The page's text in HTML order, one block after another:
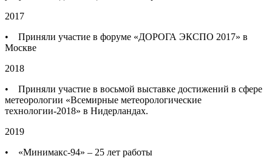
2017
• Приняли участие в форуме «ДОРОГА ЭКСПО 2017» в
Москве
2018
• Приняли участие в восьмой выставке достижений в сфере
метеорологии «Всемирные метеорологические
технологии-2018» в Нидерландах.
2019
• «Минимакс-94» – 25 лет работы